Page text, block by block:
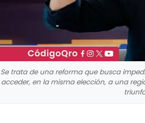
Se trata de una reforma que busca
acceder, en la misma elección, a una